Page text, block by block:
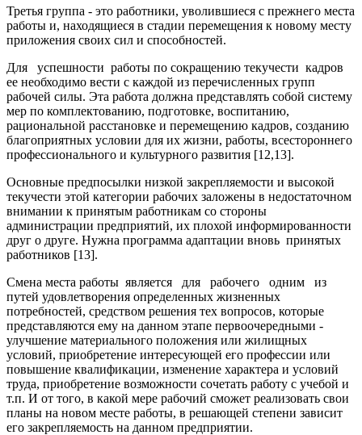
Третья группа - это работники, уволившиеся с прежнего места
работы и, находящиеся в стадии перемещения к новому месту
приложения своих сил и способностей.
Для успешности работы по сокращению текучести кадров
ее необходимо вести с каждой из перечисленных групп
рабочей силы. Эта работа должна представлять собой систему
мер по комплектованию, подготовке, воспитанию,
рациональной расстановке и перемещению кадров, созданию
благоприятных условии для их жизни, работы, всестороннего
профессионального и культурного развития [12,13].
Основные предпосылки низкой закрепляемости и высокой
текучести этой категории рабочих заложены в недостаточном
внимании к принятым работникам со стороны
администрации предприятий, их плохой информированности
друг о друге. Нужна программа адаптации вновь принятых
работников [13].
Смена места работы является для рабочего одним из
путей удовлетворения определенных жизненных
потребностей, средством решения тех вопросов, которые
представляются ему на данном этапе первоочередными -
улучшение материального положения или жилищных
условий, приобретение интересующей его профессии или
повышение квалификации, изменение характера и условий
труда, приобретение возможности сочетать работу с учебой и
т.п. И от того, в какой мере рабочий сможет реализовать свои
планы на новом месте работы, в решающей степени зависит
его закрепляемость на данном предприятии.